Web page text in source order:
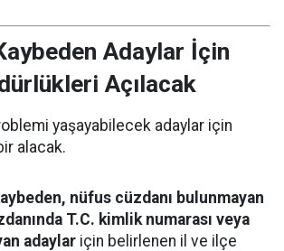
Adaylar İçin
Açılacak
yaşayabilecek adaylar için
alacak.
nüfus cüzdanı bulunmayan
T.C. kimlik numarası veya
adaylar için belirlenen il ve ilçe